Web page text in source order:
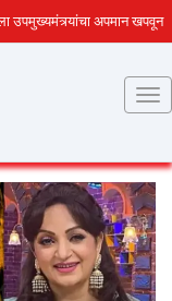
उपमुख्यमंत्र्यांचा अपमान खपवून